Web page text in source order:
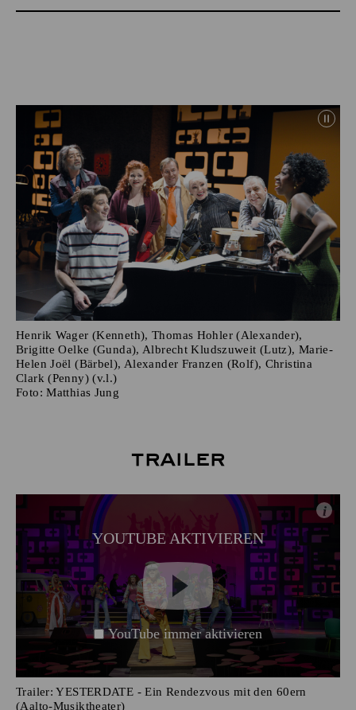
Henrik Wager (Kenneth), Thomas Hohler (Alexander),
Brigitte Oelke (Gunda), Albrecht Kludszuweit (Lutz), Marie-
Helen Joël (Bärbel), Alexander Franzen (Rolf), Christina
Clark (Penny) (v.l.)
Foto: Matthias Jung
Trailer
YOUTUBE AKTIVIEREN
i
YouTube immer aktivieren
Trailer: YESTERDATE - Ein Rendezvous mit den 60ern
(Aalto-Musiktheater)